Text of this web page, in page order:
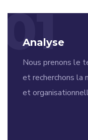
01
Analyse
Nous prenons le
et recherchons la
et